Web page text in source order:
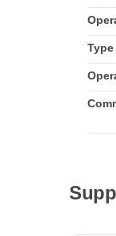
Type